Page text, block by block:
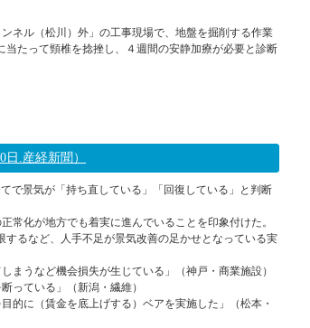
ネル（松川）外」の工事現場で、地盤を掘削する作業
たって頸椎を捻挫し、４週間の安静加療が必要と診断
.産経新聞）
で景気が「持ち直している」「回復している」と判断
常化が地方でも着実に進んでいることを印象付けた。
るなど、人手不足が景気改善の足かせとなっている実
まうなど機会損失が生じている」（神戸・商業施設）
っている」（新潟・繊維）
的に（賃金を底上げする）ベアを実施した」（松本・